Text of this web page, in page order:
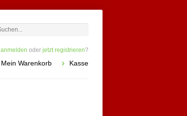
anmelden oder jetzt registrieren?
Mein Warenkorb Kasse